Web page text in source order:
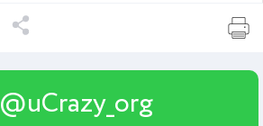
@uCrazy_org